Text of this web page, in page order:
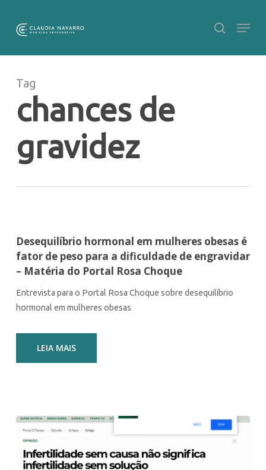
main
Tag
chances de
gravidez
Desequilíbrio hormonal em mulheres obesas é
fator de peso para a dificuldade de engravidar
– Matéria do Portal Rosa Choque
Entrevista para o Portal Rosa Choque sobre desequilíbrio
hormonal em mulheres obesas
LEIA MAIS